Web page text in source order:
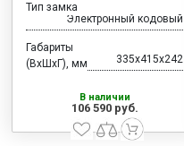
Тип замка
Электронный кодовый
Габариты
(ВхШхГ), мм
335x415x242
В наличии
106 590 руб.